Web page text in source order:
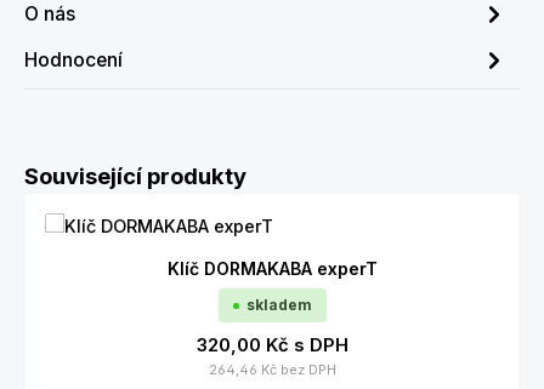
O nás
Hodnocení
Přeskočit galerii produktů
Související produkty
Klíč DORMAKABA experT
skladem
320,00 Kč s DPH
264,46 Kč bez DPH